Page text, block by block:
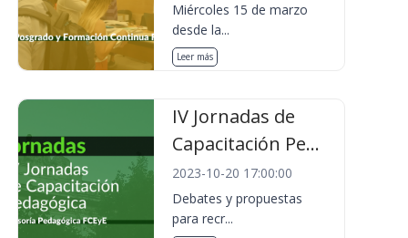
Miércoles 15 de marzo
desde la...
Leer más
IV Jornadas de
Capacitación Pe...
2023-10-20 17:00:00
Debates y propuestas
para recr...